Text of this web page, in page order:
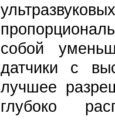
собой
датчики с
лучшее
глубоко